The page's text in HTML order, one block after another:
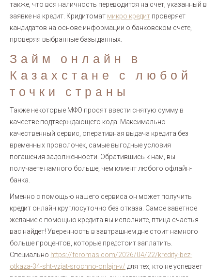
также, что вся наличность переводится на счет, указанный в
заявке на кредит. Кридитомат микро кредит проверяет
кандидатов на основе информации о банковском счете,
проверяя выбранные базы данных.
Займ онлайн в
Казахстане с любой
точки страны
Также некоторые МФО просят ввести снятую сумму в
качестве подтверждающего кода. Максимально
качественный сервис, оперативная выдача кредита без
временных проволочек, самые выгодные условия
погашения задолженности. Обратившись к нам, вы
получаете намного больше, чем клиент любого офлайн-
банка.
Именно с помощью нашего сервиса он может получить
кредит онлайн круглосуточно без отказа. Самое заветное
желание с помощью кредита вы исполните, птица счастья
вас найдет! Уверенность в завтрашнем дне стоит намного
больше процентов, которые предстоит заплатить.
Специально https://fcromas.com/2026/04/22/kredity-bez-
otkaza-34-sht-vzjat-srochno-onlajn-v/ для тех, кто не успевает